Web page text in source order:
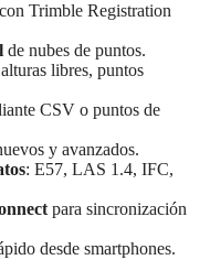
con Trimble Registration
de nubes de puntos.
libres, puntos
CSV o puntos de
y avanzados.
: E57, LAS 1.4, IFC,
para sincronización
desde smartphones.